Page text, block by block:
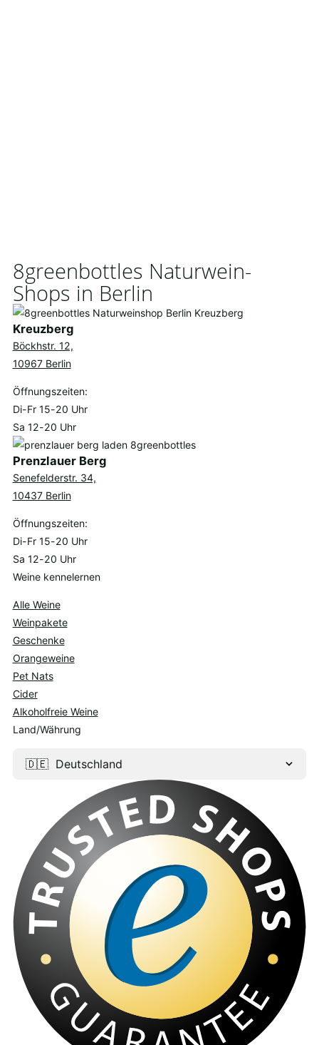
8greenbottles Naturwein-
Shops in Berlin
Kreuzberg
Böckhstr. 12,
10967 Berlin
Öffnungszeiten:
Di-Fr 15-20 Uhr
Sa 12-20 Uhr
Prenzlauer Berg
Senefelderstr. 34,
10437 Berlin
Öffnungszeiten:
Di-Fr 15-20 Uhr
Sa 12-20 Uhr
Weine kennelernen
Alle Weine
Weinpakete
Geschenke
Orangeweine
Pet Nats
Cider
Alkoholfreie Weine
Land/Währung